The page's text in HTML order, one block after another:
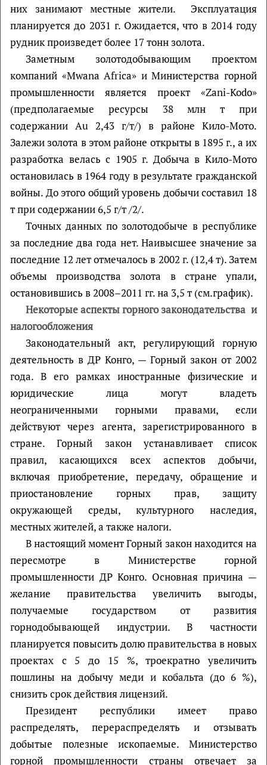
них занимают местные жители. Эксплуатация
планируется до 2031 г. Ожидается, что в 2014 году
рудник произведет более 17 тонн золота.
Заметным золотодобывающим проектом
компаний «Mwana Africa» и Министерства горной
промышленности является проект «Zani-Kodo»
(предполагаемые ресурсы 38 млн т при
содержании Au 2,43 г/т/) в районе Кило-Мото.
Залежи золота в этом районе открыты в 1895 г., а их
разработка велась с 1905 г. Добыча в Кило-Мото
остановилась в 1964 году в результате гражданской
войны. До этого общий уровень добычи составил 18
т при содержании 6,5 г/т /2/.
Точных данных по золотодобыче в республике
за последние два года нет. Наивысшее значение за
последние 12 лет отмечалось в 2002 г. (12,4 т). Затем
объемы производства золота в стране упали,
остановившись в 2008–2011 гг. на 3,5 т (см.график).
Некоторые аспекты горного законодательства и
налогообложения
Законодательный акт, регулирующий горную
деятельность в ДР Конго, — Горный закон от 2002
года. В его рамках иностранные физические и
юридические лица могут владеть
неограниченными горными правами, если
действуют через агента, зарегистрированного в
стране. Горный закон устанавливает список
правил, касающихся всех аспектов добычи,
включая приобретение, передачу, обращение и
приостановление горных прав, защиту
окружающей среды, культурного наследия,
местных жителей, а также налоги.
В настоящий момент Горный закон находится на
пересмотре в Министерстве горной
промышленности ДР Конго. Основная причина —
желание правительства увеличить выгоды,
получаемые государством от развития
горнодобывающей индустрии. В частности
планируется повысить долю правительства в новых
проектах с 5 до 15 %, троекратно увеличить
пошлины на добычу меди и кобальта (до 6 %),
снизить срок действия лицензий.
Президент республики имеет право
распределять, перераспределять и отзывать
добытые полезные ископаемые. Министерство
горной промышленности страны отвечает за